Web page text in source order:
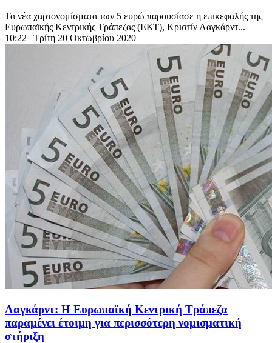
Τα νέα χαρτονομίσματα των 5 ευρώ παρουσίασε η επικεφαλής της
Ευρωπαϊκής Κεντρικής Τράπεζας (ΕΚΤ), Κριστίν Λαγκάρντ...
10:22 | Τρίτη 20 Οκτωβρίου 2020
Λαγκάρντ: Η Ευρωπαϊκή Κεντρική Τράπεζα
παραμένει έτοιμη για περισσότερη νομισματική
στήριξη